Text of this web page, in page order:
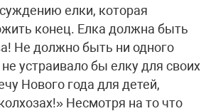
елки, которая
конец. Елка должна быть
Не должно быть ни одного
устраивало бы елку для своих
Нового года для детей,
Несмотря на то что